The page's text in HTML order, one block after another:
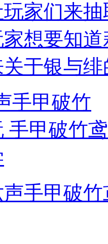
家们来
家想要知
于银与
声手甲破